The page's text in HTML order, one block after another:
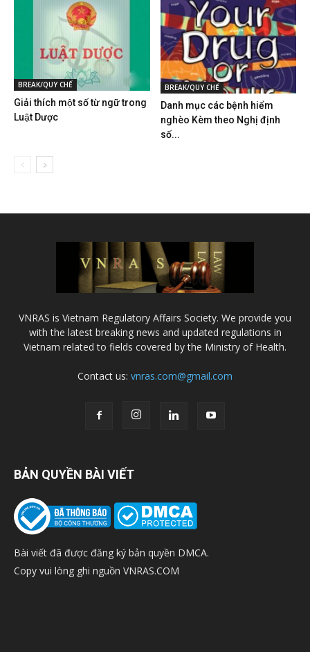
BREAK/QUY CHẾ
Giải thích một số từ ngữ trong
Luật Dược
BREAK/QUY CHẾ
Danh mục các bệnh hiểm
nghèo Kèm theo Nghị định
số...
VNRAS is Vietnam Regulatory Affairs Society. We provide you
with the latest breaking news and updated regulations in
Vietnam related to fields covered by the Ministry of Health.
Contact us: vnras.com@gmail.com
BẢN QUYỀN BÀI VIẾT
Bài viết đã được đăng ký bản quyền DMCA.
Copy vui lòng ghi nguồn VNRAS.COM